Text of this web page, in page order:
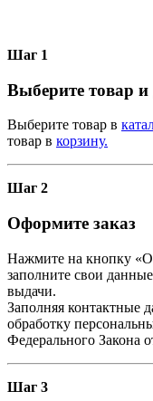
Шаг 1
Выберите товар и
Выберите товар в
товар в корзину.
Шаг 2
Оформите заказ
Нажмите на кнопку
заполните свои
выдачи.
Заполняя контактные
обработку
Федерального Закона
Шаг 3